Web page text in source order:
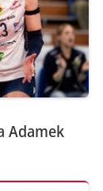
Adamek